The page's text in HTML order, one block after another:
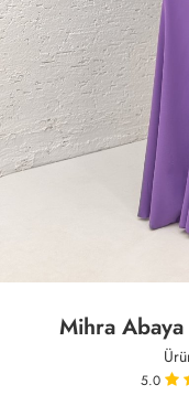
Mihra Abaya
5.0